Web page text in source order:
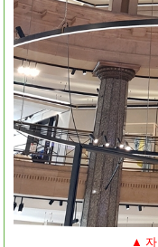
▲ 자